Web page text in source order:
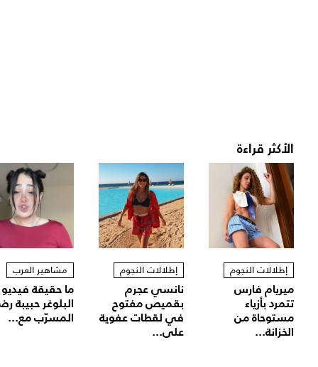
الأكثر قراءة
إطلالات النجوم
ميريام فارس
تتمرد بأزياء
مستوحاة من
الخزانة...
إطلالات النجوم
نانسي عجرم
بقميص مفتوح
في لقطات عفوية
على...
مشاهير العرب
ما حقيقة فيديو
البلوغر حبيبة
المسرّب مع...